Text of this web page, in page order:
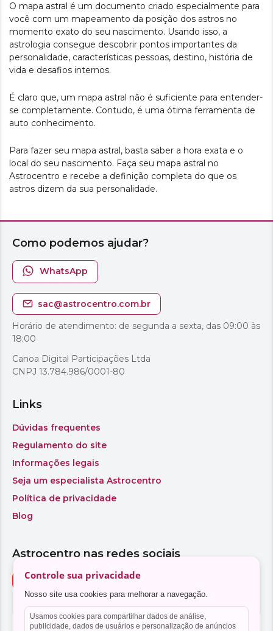
O mapa astral é um documento criado especialmente para
você com um mapeamento da posição dos astros no
momento exato do seu nascimento. Usando isso, a
astrologia consegue descobrir pontos importantes da
personalidade, características pessoas, destino, história de
vida e desafios internos.
É claro que, um mapa astral não é suficiente para entender-
se completamente. Contudo, é uma ótima ferramenta de
auto conhecimento.
Para fazer seu mapa astral, basta saber a hora exata e o
local do seu nascimento. Faça seu mapa astral no
Astrocentro e recebe a definição completa do que os
astros dizem da sua personalidade.
Controle sua privacidade
Nosso site usa cookies para melhorar a navegação.
Usamos cookies para compartilhar dados de análise,
publicidade, dados de usuários e personalização de anúncios